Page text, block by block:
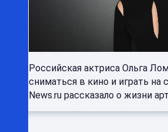
Российская актриса Ольга
сниматься в кино и играть на
News.ru рассказало о жизни